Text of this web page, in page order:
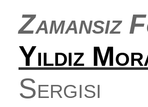
Yıldız
Sergisi